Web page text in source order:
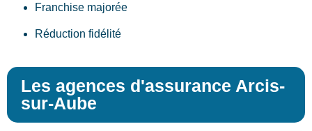
Franchise majorée
Réduction fidélité
Les agences d'assurance Arcis-
sur-Aube